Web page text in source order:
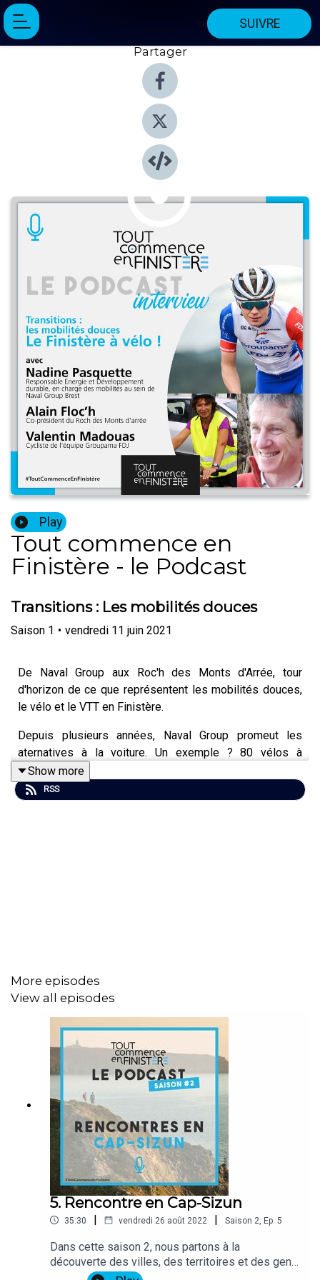
SUIVRE
Partager
Play
Tout commence en
Finistère - le Podcast
Transitions : Les mobilités douces
Saison 1 • vendredi 11 juin 2021
De Naval Group aux Roc'h des Monts d'Arrée, tour
d'horizon de ce que représentent les mobilités douces,
le vélo et le VTT en Finistère.
Depuis plusieurs années, Naval Group promeut les
aternatives à la voiture. Un exemple ? 80 vélos à
assistance électrique sont mis à disposition des
salariés volontaires pour venir au travail à vélo. Une
mobilisation qui porte ses fruits, notamment en terme de
France le 26 juin prochain.
Bonne écoute !
Show more
RSS
More episodes
View all episodes
5. Rencontre en Cap-Sizun
35:30 | vendredi 26 août 2022 | Saison 2 Ep. 5
Dans cette saison 2, nous partons à la
découverte des villes, des territoires et des gens
qui façonnent le Finistère. Ils vivent ici toute